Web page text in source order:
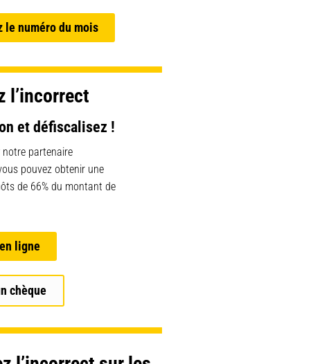
le numéro du mois
l’incorrect
et défiscalisez !
partenaire
pouvez obtenir une
de 66% du montant de
ligne
chèque